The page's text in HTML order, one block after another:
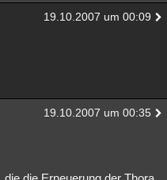
19.10.2007 um 00:09
19.10.2007 um 00:35